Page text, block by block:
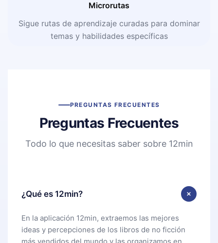
Microrutas
Sigue rutas de aprendizaje curadas para dominar
temas y habilidades específicas
PREGUNTAS FRECUENTES
Preguntas Frecuentes
Todo lo que necesitas saber sobre 12min
¿Qué es 12min?
En la aplicación 12min, extraemos las mejores
ideas y percepciones de los libros de no ficción